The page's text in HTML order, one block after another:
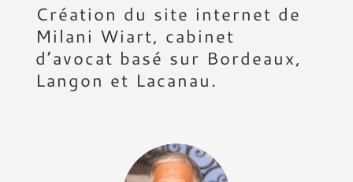
Création du site internet de
Milani Wiart, cabinet
d’avocat basé sur Bordeaux,
Langon et Lacanau.